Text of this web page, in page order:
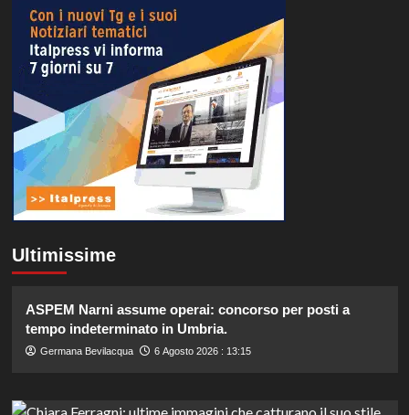
Ultimissime
ASPEM Narni assume operai: concorso per posti a
tempo indeterminato in Umbria.
Germana Bevilacqua 6 Agosto 2026 : 13:15